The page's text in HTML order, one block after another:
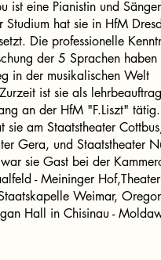
ist eine Pianistin und
hat sie in HfM
Die professionelle
der 5 Sprachen
in der musikalischen Welt
ist sie als
an der HfM "F.Liszt"
sie am Staatstheater
Gera, und Staatstheater
sie Gast bei der
- Meininger
Weimar,
Hall in Chisinau -